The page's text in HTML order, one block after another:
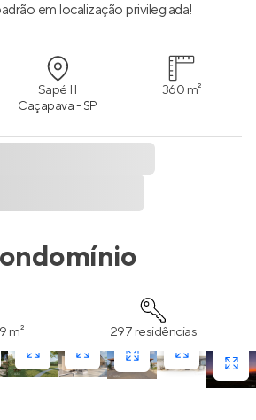
em localização privilegiada!
Sapé II
Caçapava - SP
360 m²
m² 297 residências